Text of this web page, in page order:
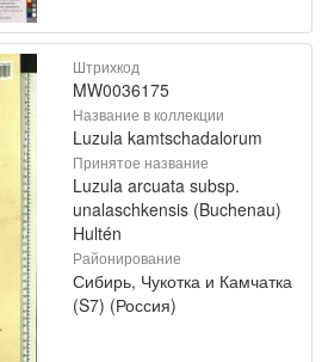
Штрихкод
MW0036175
Название в коллекции
Luzula kamtschadalorum
Принятое название
Luzula arcuata subsp.
unalaschkensis (Buchenau)
Hultén
Районирование
Сибирь, Чукотка и Камчатка
(S7) (Россия)